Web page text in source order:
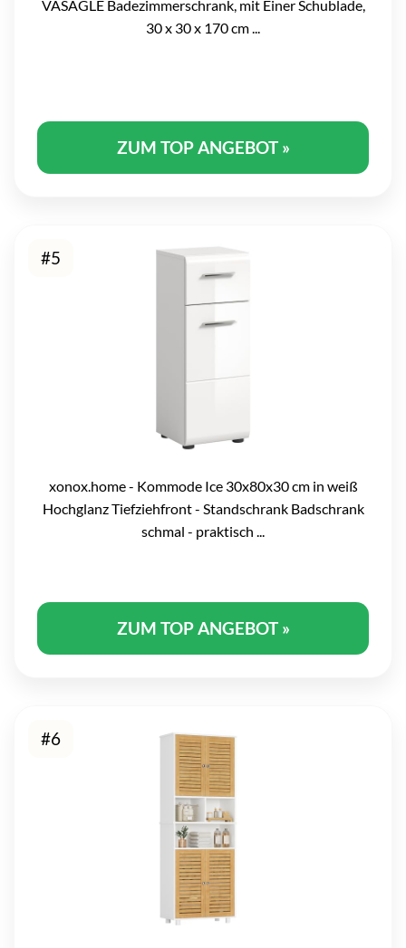
VASAGLE Badezimmerschrank, mit Einer Schublade,
30 x 30 x 170 cm ...
ZUM TOP ANGEBOT »
#5
xonox.home - Kommode Ice 30x80x30 cm in weiß
Hochglanz Tiefziehfront - Standschrank Badschrank
schmal - praktisch ...
ZUM TOP ANGEBOT »
#6